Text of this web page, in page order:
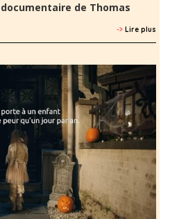
de Thomas
-> Lire plus